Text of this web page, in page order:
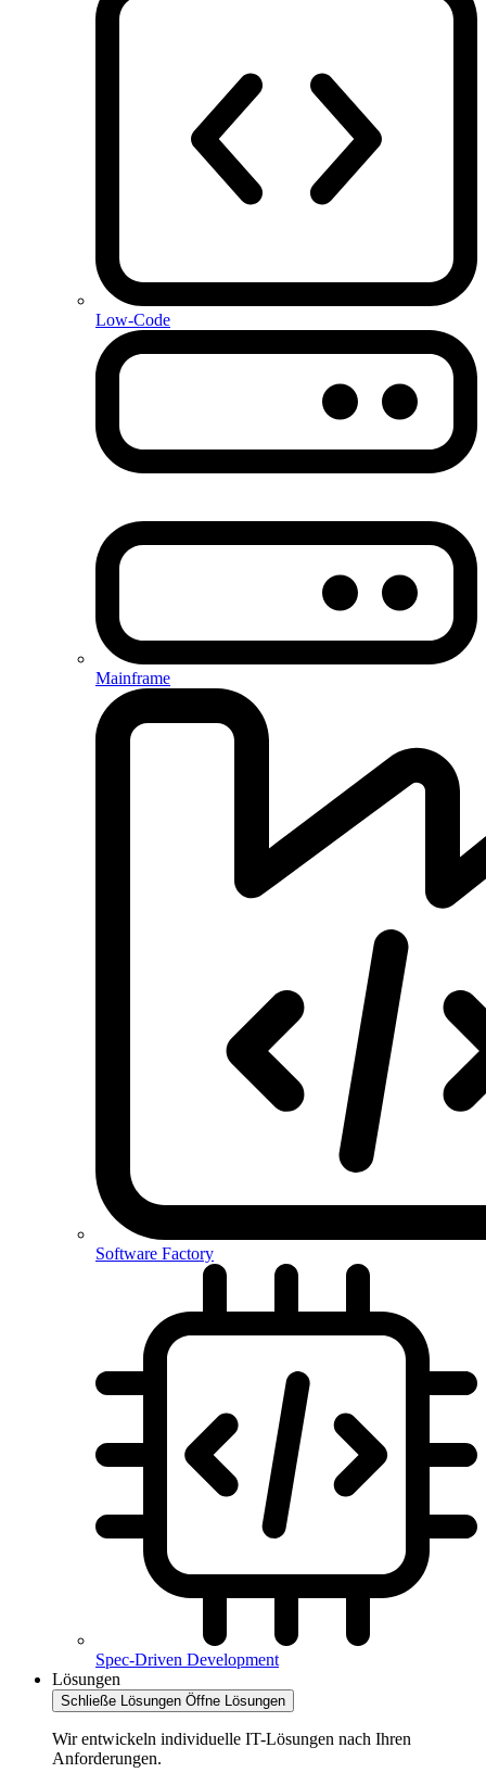
Low-Code
Mainframe
Software Factory
Spec-Driven Development
Lösungen
Schließe Lösungen Öffne Lösungen
Wir entwickeln individuelle IT-Lösungen nach Ihren
Anforderungen.